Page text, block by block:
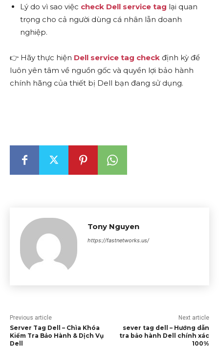
Lý do vì sao việc check Dell service tag lại quan
trọng cho cả người dùng cá nhân lẫn doanh
nghiệp.
👉 Hãy thực hiện Dell service tag check định kỳ để
luôn yên tâm về nguồn gốc và quyền lợi bảo hành
chính hãng của thiết bị Dell bạn đang sử dụng.
Tony Nguyen
https://fastnetworks.us/
Previous article
Server Tag Dell – Chìa Khóa
Kiểm Tra Bảo Hành & Dịch Vụ
Dell
Next article
sever tag dell – Hướng dẫn
tra bảo hành Dell chính xác
100%